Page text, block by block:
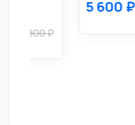
9 000